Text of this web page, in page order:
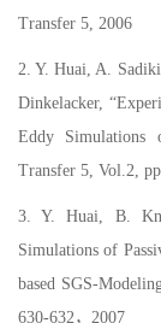
Transfer 5, 2006
2. Y. Huai, A.
Dinkelacker,
Eddy Simulations
Transfer 5, Vol.2,
3. Y. Huai, B.
Simulations of
based SGS-
630-632，2007